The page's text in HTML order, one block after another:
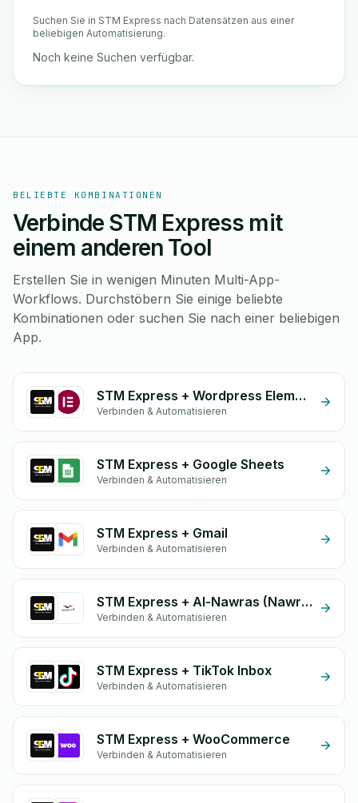
Suchen Sie in STM Express nach Datensätzen aus einer
beliebigen Automatisierung.
Noch keine Suchen verfügbar.
BELIEBTE KOMBINATIONEN
Verbinde STM Express mit
einem anderen Tool
Erstellen Sie in wenigen Minuten Multi-App-
Workflows. Durchstöbern Sie einige beliebte
Kombinationen oder suchen Sie nach einer beliebigen
App.
STM Express + Wordpress Elementor
Verbinden & Automatisieren
STM Express + Google Sheets
Verbinden & Automatisieren
STM Express + Gmail
Verbinden & Automatisieren
STM Express + Al-Nawras (Nawris)
Verbinden & Automatisieren
STM Express + TikTok Inbox
Verbinden & Automatisieren
STM Express + WooCommerce
Verbinden & Automatisieren